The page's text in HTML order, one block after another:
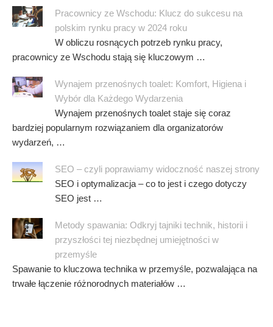
Pracownicy ze Wschodu: Klucz do sukcesu na
polskim rynku pracy w 2024 roku
W obliczu rosnących potrzeb rynku pracy,
pracownicy ze Wschodu stają się kluczowym …
Wynajem przenośnych toalet: Komfort, Higiena i
Wybór dla Każdego Wydarzenia
Wynajem przenośnych toalet staje się coraz
bardziej popularnym rozwiązaniem dla organizatorów
wydarzeń, …
SEO – czyli poprawiamy widoczność naszej strony
SEO i optymalizacja – co to jest i czego dotyczy
SEO jest …
Metody spawania: Odkryj tajniki technik, historii i
przyszłości tej niezbędnej umiejętności w
przemyśle
Spawanie to kluczowa technika w przemyśle, pozwalająca na
trwałe łączenie różnorodnych materiałów …